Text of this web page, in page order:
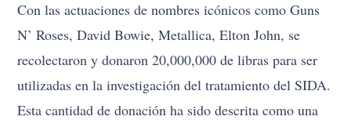
Con las actuaciones de nombres icónicos como Guns
N’ Roses, David Bowie, Metallica, Elton John, se
recolectaron y donaron 20,000,000 de libras para ser
utilizadas en la investigación del tratamiento del SIDA.
Esta cantidad de donación ha sido descrita como una